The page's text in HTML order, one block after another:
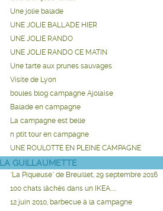
Une jolie balade
UNE JOLIE BALLADE HIER
UNE JOLIE RANDO
UNE JOLIE RANDO CE MATIN
Une tarte aux prunes sauvages
Visite de Lyon
boules blog campagne Ajolaise
Balade en campagne
La campagne est belle
n ptit tour en campagne
UNE ROULOTTE EN PLEINE CAMPAGNE
LA GUILLAUMETTE
"La Piqueuse" de Breuillet, 29 septembre 2016
100 chats lâchés dans un IKEA.....
12 juin 2010, barbecue à la campagne